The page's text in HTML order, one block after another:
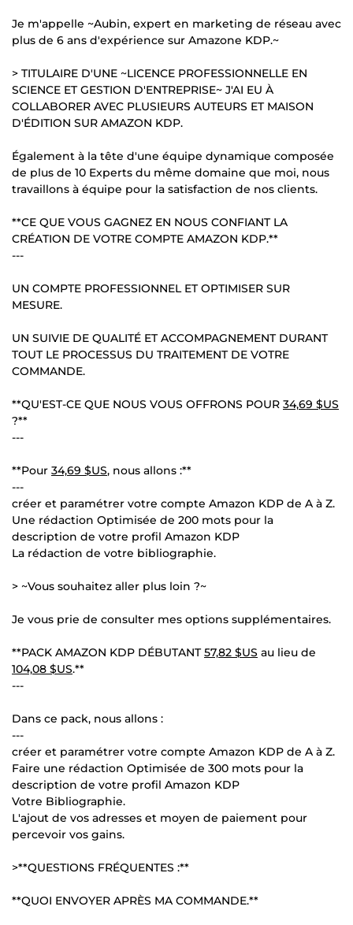
Je m'appelle ~Aubin, expert en marketing de réseau avec
plus de 6 ans d'expérience sur Amazone KDP.~
> TITULAIRE D'UNE ~LICENCE PROFESSIONNELLE EN
SCIENCE ET GESTION D'ENTREPRISE~ J'AI EU À
COLLABORER AVEC PLUSIEURS AUTEURS ET MAISON
D'ÉDITION SUR AMAZON KDP.
Également à la tête d'une équipe dynamique composée
de plus de 10 Experts du même domaine que moi, nous
travaillons à équipe pour la satisfaction de nos clients.
**CE QUE VOUS GAGNEZ EN NOUS CONFIANT LA
CRÉATION DE VOTRE COMPTE AMAZON KDP.**
---
UN COMPTE PROFESSIONNEL ET OPTIMISER SUR
MESURE.
UN SUIVIE DE QUALITÉ ET ACCOMPAGNEMENT DURANT
TOUT LE PROCESSUS DU TRAITEMENT DE VOTRE
COMMANDE.
**QU'EST-CE QUE NOUS VOUS OFFRONS POUR 34,69 $US
?**
---
**Pour 34,69 $US, nous allons :**
---
créer et paramétrer votre compte Amazon KDP de A à Z.
Une rédaction Optimisée de 200 mots pour la
description de votre profil Amazon KDP
La rédaction de votre bibliographie.
> ~Vous souhaitez aller plus loin ?~
Je vous prie de consulter mes options supplémentaires.
**PACK AMAZON KDP DÉBUTANT57,82 $US au lieu de
104,08 $US.**
---
Dans ce pack, nous allons :
---
créer et paramétrer votre compte Amazon KDP de A à Z.
Faire une rédaction Optimisée de 300 mots pour la
description de votre profil Amazon KDP
Votre Bibliographie.
L'ajout de vos adresses et moyen de paiement pour
percevoir vos gains.
>**QUESTIONS FRÉQUENTES :**
**QUOI ENVOYER APRÈS MA COMMANDE.**